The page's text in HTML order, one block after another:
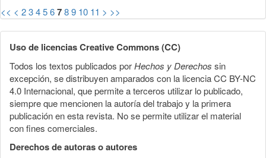
<< < 23456789 10 11 > >>
Uso de licencias Creative Commons (CC)
Todos los textos publicados porHechos y Derechos sin
excepción, se distribuyen amparados con la licencia CC BY-NC
4.0 Internacional, que permite a terceros utilizar lo publicado,
siempre que mencionen la autoría del trabajo y la primera
publicación en esta revista. No se permite utilizar el material
con fines comerciales.
Derechos de autoras o autores